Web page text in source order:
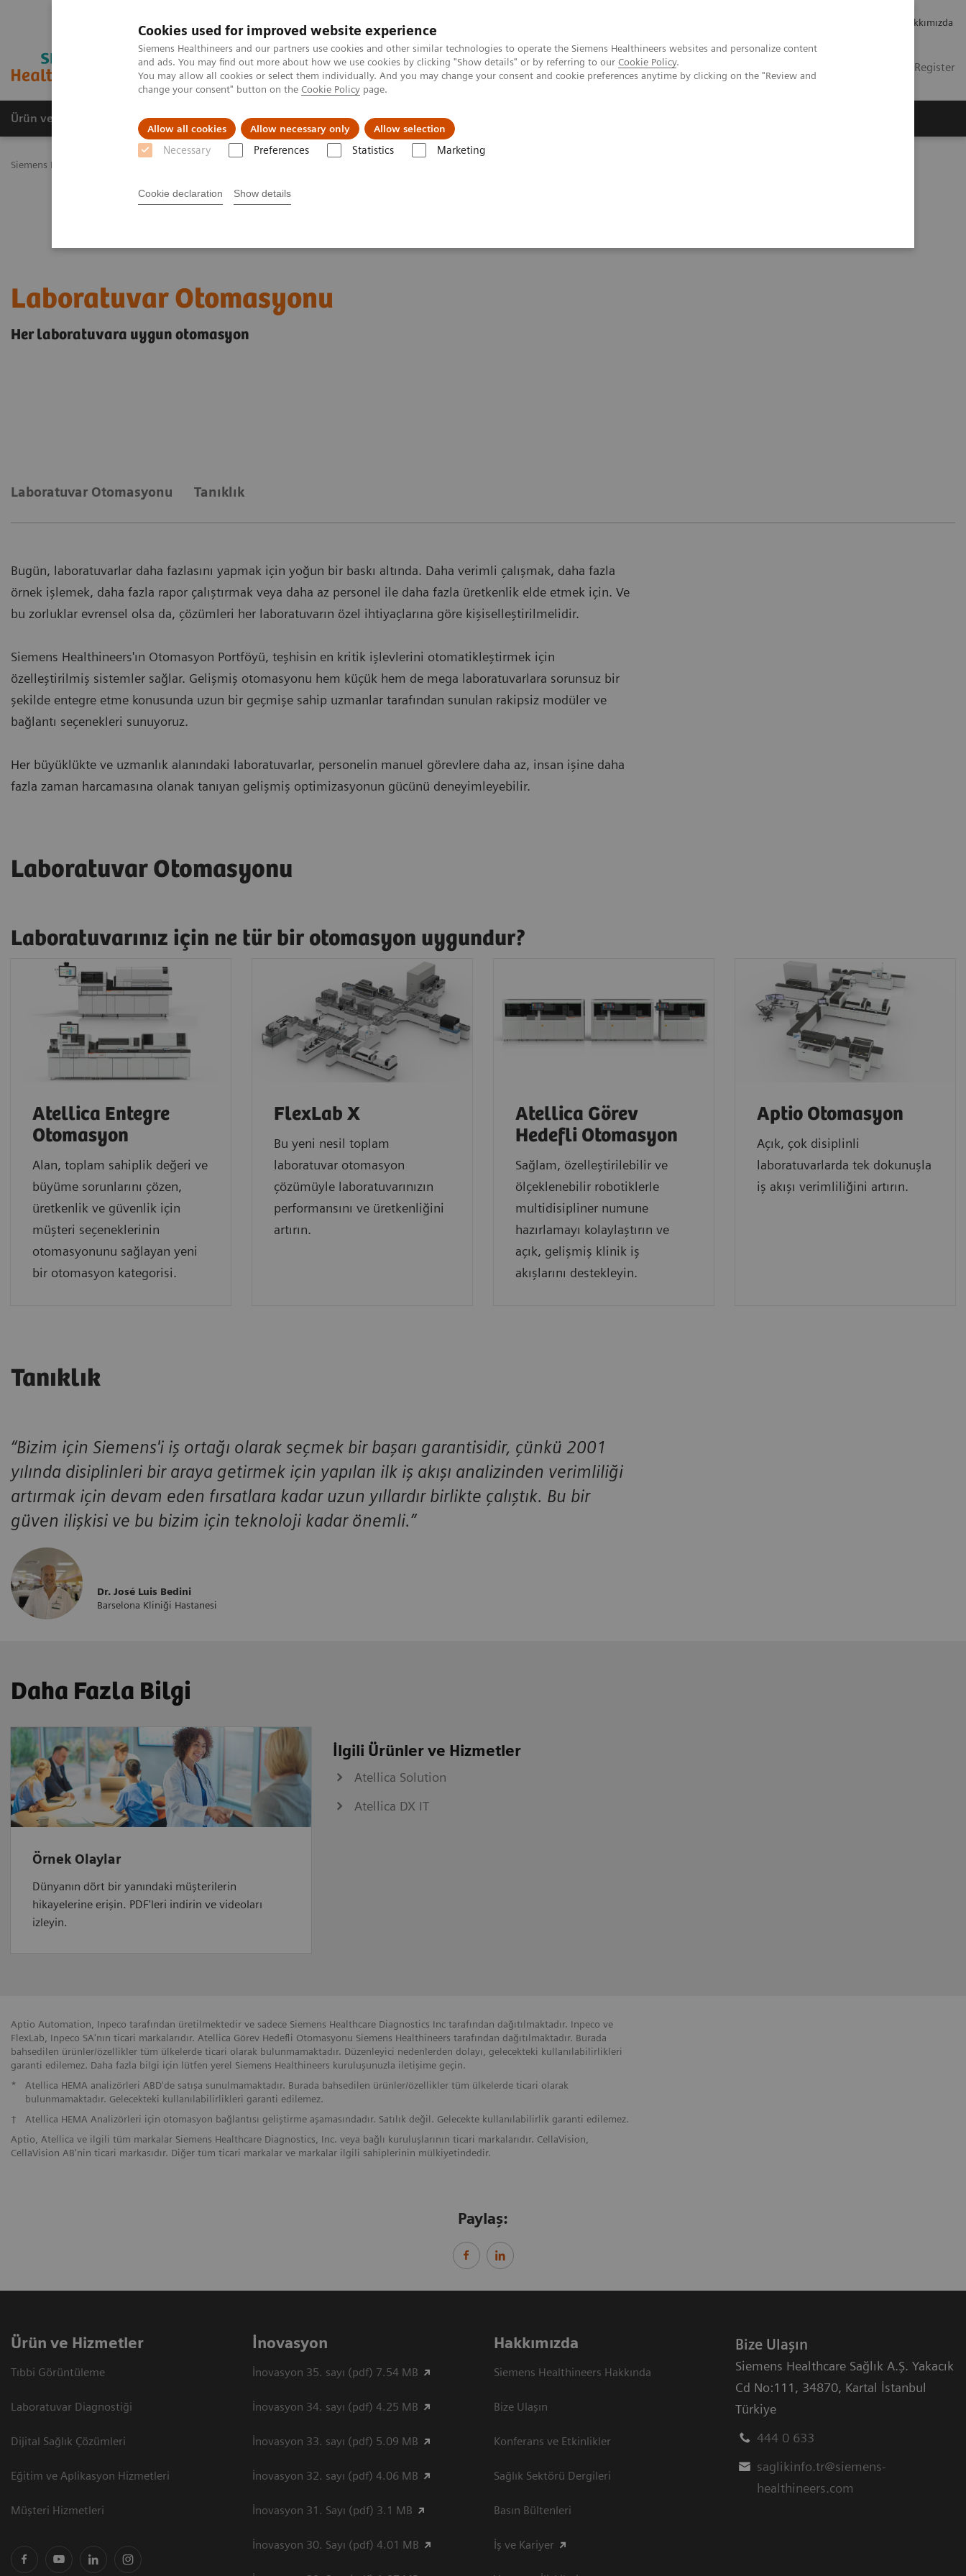
Cookies used for improved website experience
Siemens Healthineers and our partners use cookies and other similar technologies to operate the Siemens Healthineers websites and personalize content
and ads. You may find out more about how we use cookies by clicking "Show details" or by referring to our Cookie Policy.
You may allow all cookies or select them individually. And you may change your consent and cookie preferences anytime by clicking on the "Review and
change your consent" button on the Cookie Policy page.
Allow all cookies Allow necessary only Allow selection
Necessary Preferences Statistics Marketing
Cookie declaration Show details
Hakkımızda
Login / Register
Ürün ve Hizmetler Öne Çıkanlar Sağlık Hizmetlerinde Karşılaşılan Zorluklar ve Çözüm Yolları
Siemens Healthineers Türkiye
Laboratuvar Otomasyonu
Her laboratuvara uygun otomasyon
Laboratuvar Otomasyonu Tanıklık
Bugün, laboratuvarlar daha fazlasını yapmak için yoğun bir baskı altında. Daha verimli çalışmak, daha fazla
örnek işlemek, daha fazla rapor çalıştırmak veya daha az personel ile daha fazla üretkenlik elde etmek için. Ve
bu zorluklar evrensel olsa da, çözümleri her laboratuvarın özel ihtiyaçlarına göre kişiselleştirilmelidir.
Siemens Healthineers'ın Otomasyon Portföyü, teşhisin en kritik işlevlerini otomatikleştirmek için
özelleştirilmiş sistemler sağlar. Gelişmiş otomasyonu hem küçük hem de mega laboratuvarlara sorunsuz bir
şekilde entegre etme konusunda uzun bir geçmişe sahip uzmanlar tarafından sunulan rakipsiz modüler ve
bağlantı seçenekleri sunuyoruz.
Her büyüklükte ve uzmanlık alanındaki laboratuvarlar, personelin manuel görevlere daha az, insan işine daha
fazla zaman harcamasına olanak tanıyan gelişmiş optimizasyonun gücünü deneyimleyebilir.
Laboratuvar Otomasyonu
Laboratuvarınız için ne tür bir otomasyon uygundur?
Atellica Entegre
Otomasyon
Alan, toplam sahiplik değeri ve
büyüme sorunlarını çözen,
üretkenlik ve güvenlik için
müşteri seçeneklerinin
otomasyonunu sağlayan yeni
bir otomasyon kategorisi.
FlexLab X
Bu yeni nesil toplam
laboratuvar otomasyon
çözümüyle laboratuvarınızın
performansını ve üretkenliğini
artırın.
Atellica Görev
Hedefli Otomasyon
Sağlam, özelleştirilebilir ve
ölçeklenebilir robotiklerle
multidisipliner numune
hazırlamayı kolaylaştırın ve
açık, gelişmiş klinik iş
akışlarını destekleyin.
Aptio Otomasyon
Açık, çok disiplinli
laboratuvarlarda tek dokunuşla
iş akışı verimliliğini artırın.
Tanıklık
“Bizim için Siemens'i iş ortağı olarak seçmek bir başarı garantisidir, çünkü 2001
yılında disiplinleri bir araya getirmek için yapılan ilk iş akışı analizinden verimliliği
artırmak için devam eden fırsatlara kadar uzun yıllardır birlikte çalıştık. Bu bir
güven ilişkisi ve bu bizim için teknoloji kadar önemli.”
Dr. José Luis Bedini
Barselona Kliniği Hastanesi
Daha Fazla Bilgi
Örnek Olaylar
Dünyanın dört bir yanındaki müşterilerin
hikayelerine erişin. PDF'leri indirin ve videoları
izleyin.
İlgili Ürünler ve Hizmetler
Atellica Solution
Atellica DX IT
Aptio Automation, Inpeco tarafından üretilmektedir ve sadece Siemens Healthcare Diagnostics Inc tarafından dağıtılmaktadır. Inpeco ve
FlexLab, Inpeco SA'nın ticari markalarıdır. Atellica Görev Hedefli Otomasyonu Siemens Healthineers tarafından dağıtılmaktadır. Burada
bahsedilen ürünler/özellikler tüm ülkelerde ticari olarak bulunmamaktadır. Düzenleyici nedenlerden dolayı, gelecekteki kullanılabilirlikleri
garanti edilemez. Daha fazla bilgi için lütfen yerel Siemens Healthineers kuruluşunuzla iletişime geçin.
*
Atellica HEMA analizörleri ABD'de satışa sunulmamaktadır. Burada bahsedilen ürünler/özellikler tüm ülkelerde ticari olarak
bulunmamaktadır. Gelecekteki kullanılabilirlikleri garanti edilemez.
†
Atellica HEMA Analizörleri için otomasyon bağlantısı geliştirme aşamasındadır. Satılık değil. Gelecekte kullanılabilirlik garanti edilemez.
Aptio, Atellica ve ilgili tüm markalar Siemens Healthcare Diagnostics, Inc. veya bağlı kuruluşlarının ticari markalarıdır. CellaVision,
CellaVision AB'nin ticari markasıdır. Diğer tüm ticari markalar ve markalar ilgili sahiplerinin mülkiyetindedir.
Paylaş:
Ürün ve Hizmetler
Tıbbi Görüntüleme
Laboratuvar Diagnostiği
Dijital Sağlık Çözümleri
Eğitim ve Aplikasyon Hizmetleri
Müşteri Hizmetleri
İnovasyon
İnovasyon 35. sayı (pdf) 7.54 MB
İnovasyon 34. sayı (pdf) 4.25 MB
İnovasyon 33. sayı (pdf) 5.09 MB
İnovasyon 32. sayı (pdf) 4.06 MB
İnovasyon 31. Sayı (pdf) 3.1 MB
İnovasyon 30. Sayı (pdf) 4.01 MB
Hakkımızda
Siemens Healthineers Hakkında
Bize Ulaşın
Konferans ve Etkinlikler
Sağlık Sektörü Dergileri
Basın Bültenleri
İş ve Kariyer
Bize Ulaşın
Siemens Healthcare Sağlık A.Ş. Yakacık
Cd No:111, 34870, Kartal İstanbul
Türkiye
444 0 633
saglikinfo.tr@siemens-
healthineers.com